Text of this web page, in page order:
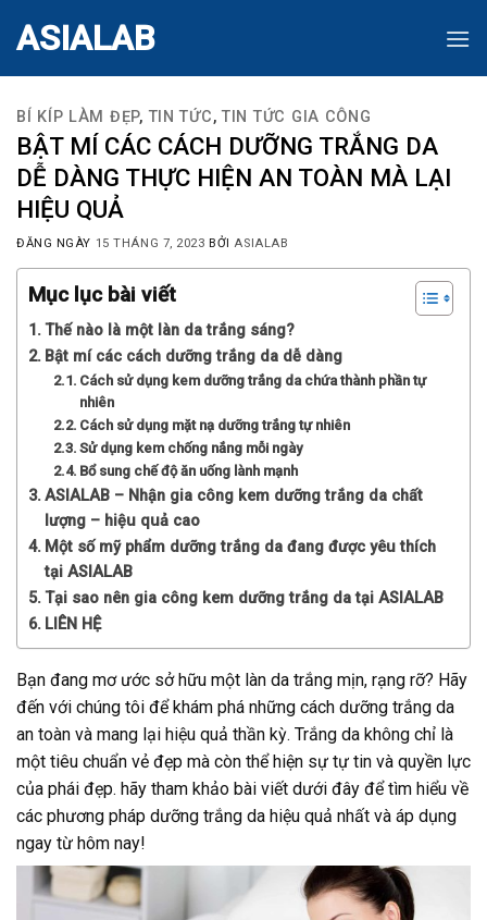
ASIALAB
BÍ KÍP LÀM ĐẸP,TIN TỨC,TIN TỨC GIA CÔNG
BẬT MÍ CÁC CÁCH DƯỠNG TRẮNG DA
DỄ DÀNG THỰC HIỆN AN TOÀN MÀ LẠI
HIỆU QUẢ
ĐĂNG NGÀY 15 THÁNG 7, 2023 BỞIASIALAB
Mục lục bài viết
Thế nào là một làn da trắng sáng?
Bật mí các cách dưỡng trắng da dễ dàng
Cách sử dụng kem dưỡng trắng da chứa thành phần tự
nhiên
Cách sử dụng mặt nạ dưỡng trắng tự nhiên
Sử dụng kem chống nắng mỗi ngày
Bổ sung chế độ ăn uống lành mạnh
ASIALAB – Nhận gia công kem dưỡng trắng da chất
lượng – hiệu quả cao
Một số mỹ phẩm dưỡng trắng da đang được yêu thích
tại ASIALAB
Tại sao nên gia công kem dưỡng trắng da tại ASIALAB
LIÊN HỆ
Bạn đang mơ ước sở hữu một làn da trắng mịn, rạng rỡ? Hãy
đến với chúng tôi để khám phá những cách dưỡng trắng da
an toàn và mang lại hiệu quả thần kỳ. Trắng da không chỉ là
một tiêu chuẩn vẻ đẹp mà còn thể hiện sự tự tin và quyền lực
của phái đẹp. hãy tham khảo bài viết dưới đây để tìm hiểu về
các phương pháp dưỡng trắng da hiệu quả nhất và áp dụng
ngay từ hôm nay!